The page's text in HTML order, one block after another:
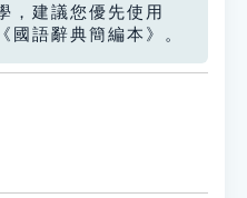
，建議您優先使用
國語辭典簡編本》。